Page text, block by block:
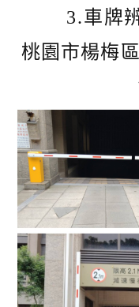
1.人臉辨識系統實
2.電動柵欄機系列
3.車牌辨識收費系
4.車牌辨識收費系
5.停車收費系統系
6.停車收費系統-地
7.人員管制機系列
8.長距離讀卡機系
3.車牌
桃園市楊梅